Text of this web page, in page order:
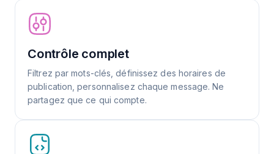
Contrôle complet
Filtrez par mots-clés, définissez des horaires de
publication, personnalisez chaque message. Ne
partagez que ce qui compte.